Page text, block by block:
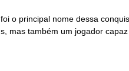
o principal nome dessa
mas também um jogador